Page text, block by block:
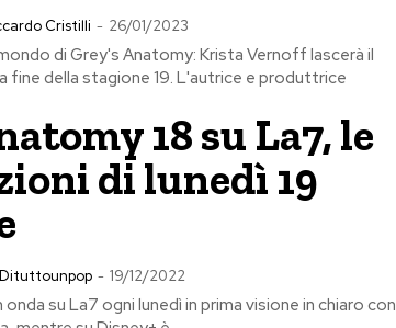
Cristilli - 26/01/2023
di Grey's Anatomy: Krista Vernoff lascerà il
fine della stagione 19. L'autrice e produttrice
18 su La7, le
di lunedì 19
- 19/12/2022
su La7 ogni lunedì in prima visione in chiaro con